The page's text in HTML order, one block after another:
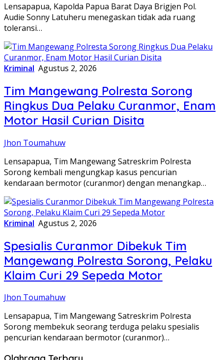
Lensapapua, Kapolda Papua Barat Daya Brigjen Pol.
Audie Sonny Latuheru menegaskan tidak ada ruang
toleransi…
Kriminal Agustus 2, 2026
Tim Mangewang Polresta Sorong
Ringkus Dua Pelaku Curanmor, Enam
Motor Hasil Curian Disita
Jhon Toumahuw
Lensapapua, Tim Mangewang Satreskrim Polresta
Sorong kembali mengungkap kasus pencurian
kendaraan bermotor (curanmor) dengan menangkap…
Kriminal Agustus 2, 2026
Spesialis Curanmor Dibekuk Tim
Mangewang Polresta Sorong, Pelaku
Klaim Curi 29 Sepeda Motor
Jhon Toumahuw
Lensapapua, Tim Mangewang Satreskrim Polresta
Sorong membekuk seorang terduga pelaku spesialis
pencurian kendaraan bermotor (curanmor)…